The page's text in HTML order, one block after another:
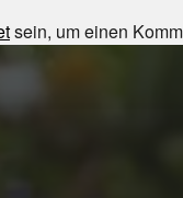
sein, um einen